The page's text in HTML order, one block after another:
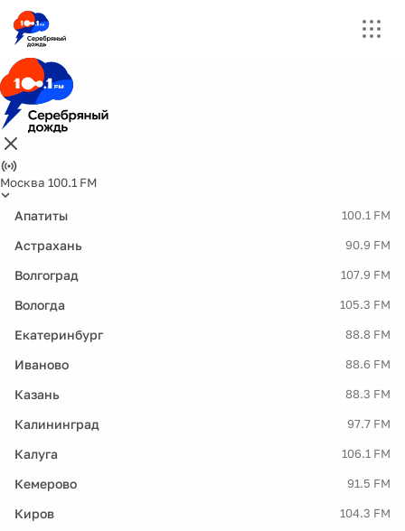
Москва 100.1 FM
Апатиты 100.1 FM
Астрахань 90.9 FM
Волгоград 107.9 FM
Вологда 105.3 FM
Екатеринбург 88.8 FM
Иваново 88.6 FM
Казань 88.3 FM
Калининград 97.7 FM
Калуга 106.1 FM
Кемерово 91.5 FM
Киров 104.3 FM